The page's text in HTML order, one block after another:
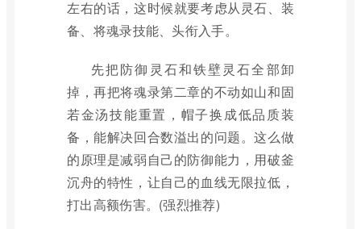
左右的话，这时候就要考虑从灵石、装
备、将魂录技能、头衔入手。
先把防御灵石和铁壁灵石全部卸
掉，再把将魂录第二章的不动如山和固
若金汤技能重置，帽子换成低品质装
备，能解决回合数溢出的问题。这么做
的原理是减弱自己的防御能力，用破釜
沉舟的特性，让自己的血线无限拉低，
打出高额伤害。(强烈推荐)